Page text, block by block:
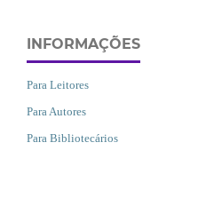
INFORMAÇÕES
Para Leitores
Para Autores
Para Bibliotecários